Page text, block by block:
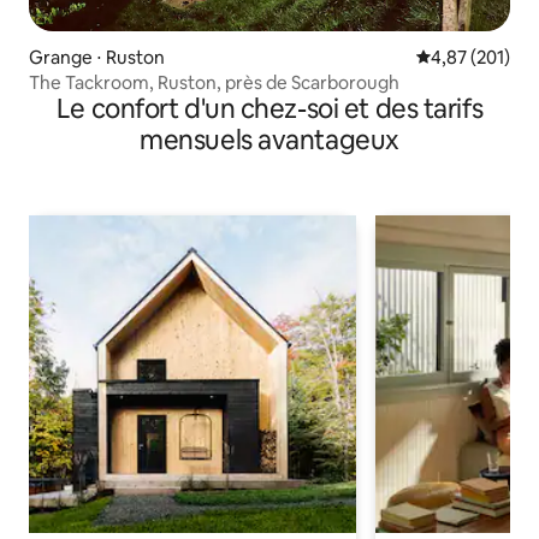
Grange ⋅ Ruston Évaluation
4,87 (201)
The Tackroom, Ruston, près de Scarborough
Le confort d'un chez-soi et des tarifs
mensuels avantageux